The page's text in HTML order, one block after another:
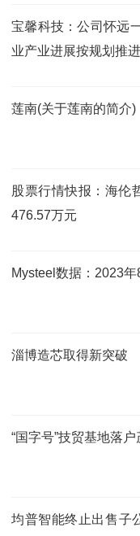
宝馨科技：公司怀远
业产业进展按规划推
莲南(关于莲南的简介)
股票行情快报：海伦
476.57万元
Mysteel数据：2023
淄博造芯取得新突破
“国字号”技贸基地落户
均普智能终止出售子